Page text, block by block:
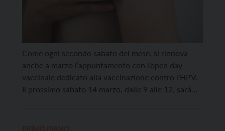
Come ogni secondo sabato del mese, si rinnova
anche a marzo l’appuntamento con l’open day
vaccinale dedicato alla vaccinazione contro l’HPV.
Il prossimo sabato 14 marzo, dalle 9 alle 12, sarà